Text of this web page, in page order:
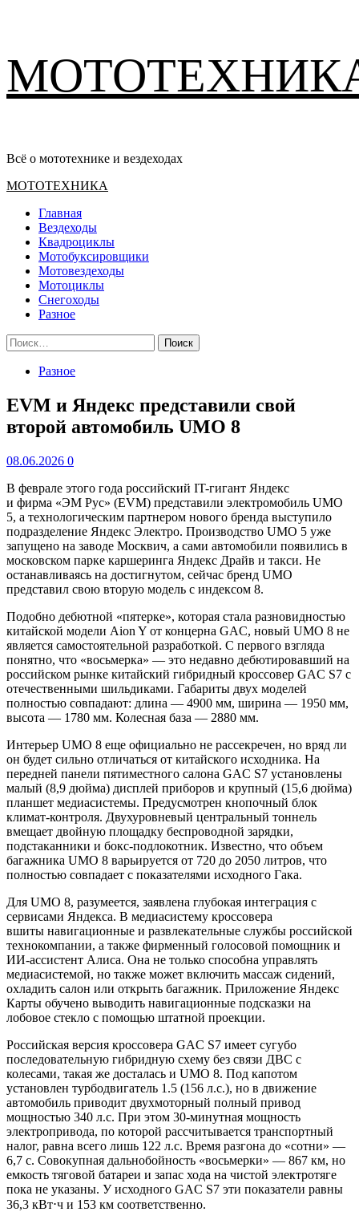
содержимому
Всё о мототехнике и вездеходах
Основное
МОТОТЕХНИКА
Главная
Вездеходы
Квадроциклы
Мотобуксировщики
Мотовездеходы
Мотоциклы
Снегоходы
Разное
Найти:
Разное
EVM и Яндекс представили свой
второй автомобиль UMO 8
08.06.2026 0
В феврале этого года российский IT-гигант Яндекс
и фирма «ЭМ Рус» (EVM) представили электромобиль UMO
5, а технологическим партнером нового бренда выступило
подразделение Яндекс Электро. Производство UMO 5 уже
запущено на заводе Москвич, а сами автомобили появились в
московском парке каршеринга Яндекс Драйв и такси. Не
останавливаясь на достигнутом, сейчас бренд UMO
представил свою вторую модель с индексом 8.
Подобно дебютной «пятерке», которая стала разновидностью
китайской модели Aion Y от концерна GAC, новый UMO 8 не
является самостоятельной разработкой. С первого взгляда
понятно, что «восьмерка» — это недавно дебютировавший на
российском рынке китайский гибридный кроссовер GAC S7 с
отечественными шильдиками. Габариты двух моделей
полностью совпадают: длина — 4900 мм, ширина — 1950 мм,
высота — 1780 мм. Колесная база — 2880 мм.
Интерьер UMO 8 еще официально не рассекречен, но вряд ли
он будет сильно отличаться от китайского исходника. На
передней панели пятиместного салона GAC S7 установлены
малый (8,9 дюйма) дисплей приборов и крупный (15,6 дюйма)
планшет медиасистемы. Предусмотрен кнопочный блок
климат-контроля. Двухуровневый центральный тоннель
вмещает двойную площадку беспроводной зарядки,
подстаканники и бокс-подлокотник. Известно, что объем
багажника UMO 8 варьируется от 720 до 2050 литров, что
полностью совпадает с показателями исходного Гака.
Для UMO 8, разумеется, заявлена глубокая интеграция с
сервисами Яндекса. В медиасистему кроссовера
вшиты навигационные и развлекательные службы российской
технокомпании, а также фирменный голосовой помощник и
ИИ-ассистент Алиса. Она не только способна управлять
медиасистемой, но также может включить массаж сидений,
охладить салон или открыть багажник. Приложение Яндекс
Карты обучено выводить навигационные подсказки на
лобовое стекло с помощью штатной проекции.
Российская версия кроссовера GAC S7 имеет сугубо
последовательную гибридную схему без связи ДВС с
колесами, такая же досталась и UMO 8. Под капотом
установлен турбодвигатель 1.5 (156 л.с.), но в движение
автомобиль приводит двухмоторный полный привод
мощностью 340 л.с. При этом 30-минутная мощность
электропривода, по которой рассчитывается транспортный
налог, равна всего лишь 122 л.с. Время разгона до «сотни» —
6,7 с. Совокупная дальнобойность «восьмерки» — 867 км, но
емкость тяговой батареи и запас хода на чистой электротяге
пока не указаны. У исходного GAC S7 эти показатели равны
36,3 кВт⋅ч и 153 км соответственно.